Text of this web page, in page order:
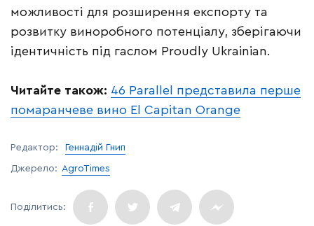
можливості для розширення експорту та
розвитку виноробного потенціалу, зберігаючи
ідентичність під гаслом Proudly Ukrainian.
Читайте також: 46 Parallel представила перше
помаранчеве вино El Capitan Orange
Редактор: Геннадій Гнип
Джерело: AgroTimes